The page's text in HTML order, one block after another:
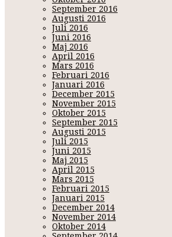
September 2016
Augusti 2016
Juli 2016
Juni 2016
Maj 2016
April 2016
Mars 2016
Februari 2016
Januari 2016
December 2015
November 2015
Oktober 2015
September 2015
Augusti 2015
Juli 2015
Juni 2015
Maj 2015
April 2015
Mars 2015
Februari 2015
Januari 2015
December 2014
November 2014
Oktober 2014